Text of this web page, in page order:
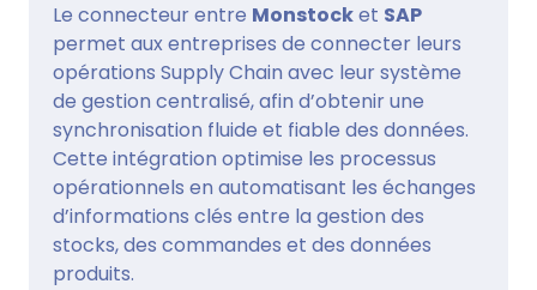
Le connecteur entre Monstocket SAP
permet aux entreprises de connecter leurs
opérations Supply Chain avec leur système
de gestion centralisé, afin d’obtenir une
synchronisation fluide et fiable des données.
Cette intégration optimise les processus
opérationnels en automatisant les échanges
d’informations clés entre la gestion des
stocks, des commandes et des données
produits.